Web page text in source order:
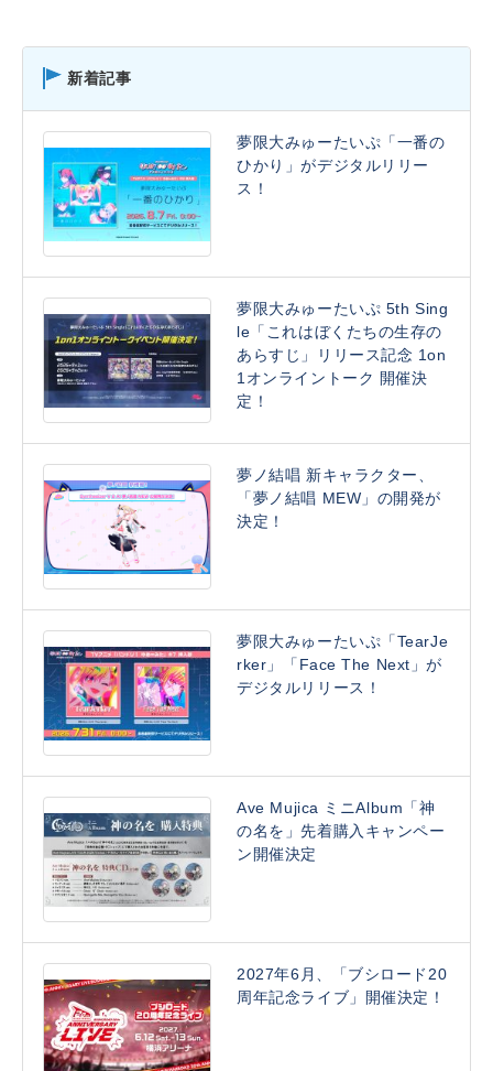
新着記事
夢限大みゅーたいぷ「一番の
ひかり」がデジタルリリー
ス！
夢限大みゅーたいぷ 5th Sing
le「これはぼくたちの生存の
あらすじ」リリース記念 1on
1オンライントーク 開催決
定！
夢ノ結唱 新キャラクター、
「夢ノ結唱 MEW」の開発が
決定！
夢限大みゅーたいぷ「TearJe
rker」「Face The Next」が
デジタルリリース！
Ave Mujica ミニAlbum「神
の名を」先着購入キャンペー
ン開催決定
2027年6月、「ブシロード20
周年記念ライブ」開催決定！